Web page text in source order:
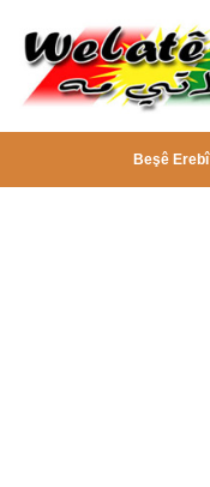
Beşê Erebî